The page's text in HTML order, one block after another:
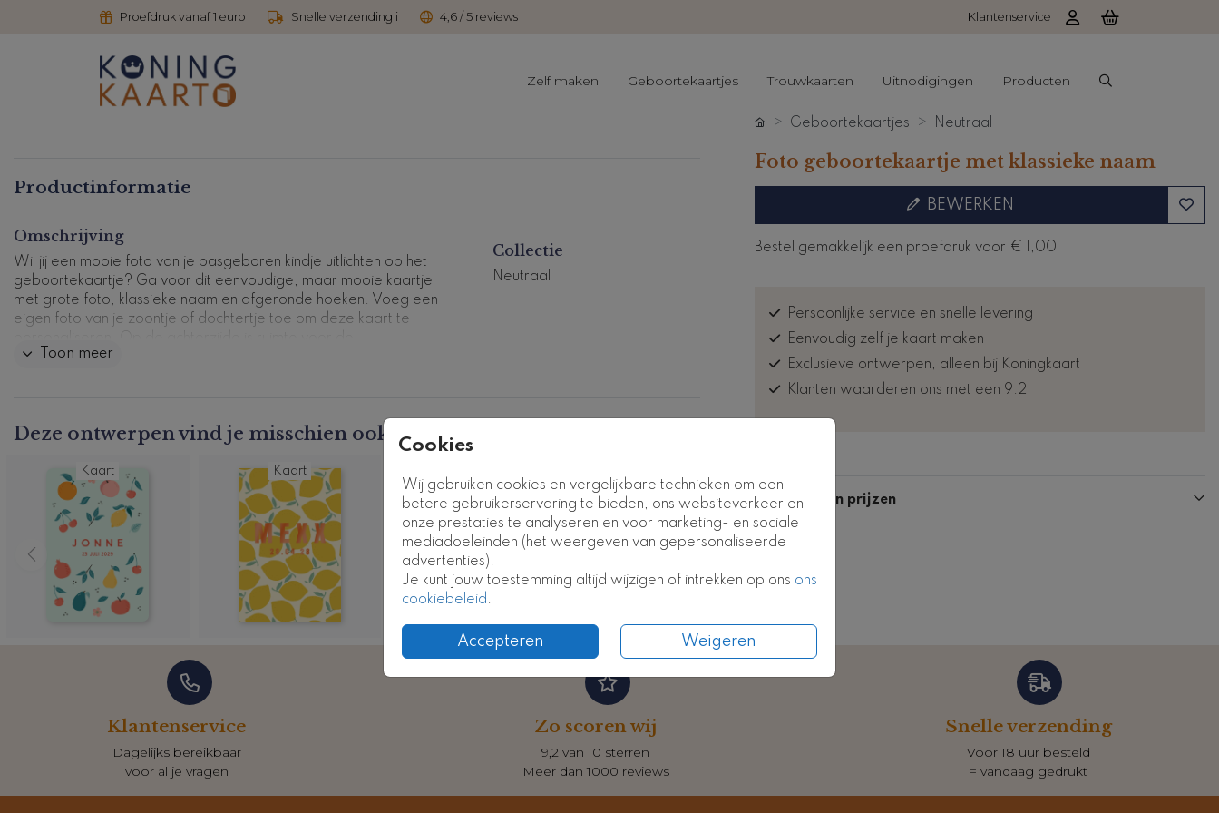
Proefdruk vanaf 1 euro Snelle verzending i 4,6 / 5 reviews Klantenservice
Zelf maken Geboortekaartjes Trouwkaarten Uitnodigingen Producten
Cookies
Wij gebruiken cookies en vergelijkbare technieken om een
betere gebruikerservaring te bieden, ons websiteverkeer en
onze prestaties te analyseren en voor marketing- en sociale
mediadoeleinden (het weergeven van gepersonaliseerde
advertenties).
Je kunt jouw toestemming altijd wijzigen of intrekken op ons ons
cookiebeleid.
Accepteren Weigeren
Productinformatie
Omschrijving
Wil jij een mooie foto van je pasgeboren kindje uitlichten op het
geboortekaartje? Ga voor dit eenvoudige, maar mooie kaartje
met grote foto, klassieke naam en afgeronde hoeken. Voeg een
eigen foto van je zoontje of dochtertje toe om deze kaart te
geboortegegevens van je kleine.
Toon meer
Collectie
Neutraal
Deze ontwerpen vind je misschien ook leuk
Kaart Kaart
Geboortekaartjes Neutraal
Foto geboortekaartje met klassieke naam
BEWERKEN
Bestel gemakkelijk een proefdruk voor € 1,00
Persoonlijke service en snelle levering
Eenvoudig zelf je kaart maken
Exclusieve ontwerpen, alleen bij Koningkaart
Klanten waarderen ons met een 9.2
Formaten en prijzen
Klantenservice
Dagelijks bereikbaar
voor al je vragen
Zo scoren wij
9,2 van 10 sterren
Meer dan 1000 reviews
Snelle verzending
Voor 18 uur besteld
= vandaag gedrukt